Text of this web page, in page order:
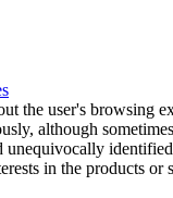
the user's browsing
although
unequivocally
in the products or